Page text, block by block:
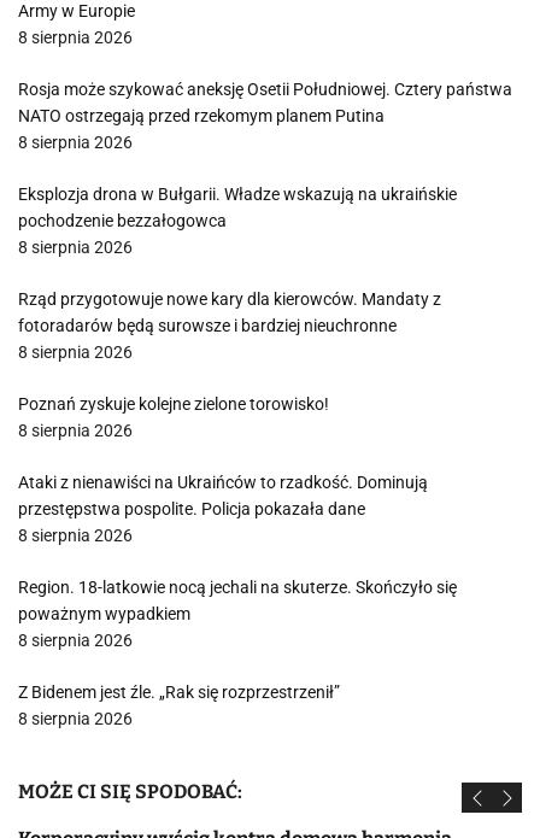
Army w Europie
8 sierpnia 2026
Rosja może szykować aneksję Osetii Południowej. Cztery państwa
NATO ostrzegają przed rzekomym planem Putina
8 sierpnia 2026
Eksplozja drona w Bułgarii. Władze wskazują na ukraińskie
pochodzenie bezzałogowca
8 sierpnia 2026
Rząd przygotowuje nowe kary dla kierowców. Mandaty z
fotoradarów będą surowsze i bardziej nieuchronne
8 sierpnia 2026
Poznań zyskuje kolejne zielone torowisko!
8 sierpnia 2026
Ataki z nienawiści na Ukraińców to rzadkość. Dominują
przestępstwa pospolite. Policja pokazała dane
8 sierpnia 2026
Region. 18-latkowie nocą jechali na skuterze. Skończyło się
poważnym wypadkiem
8 sierpnia 2026
Z Bidenem jest źle. „Rak się rozprzestrzenił”
8 sierpnia 2026
MOŻE CI SIĘ SPODOBAĆ: